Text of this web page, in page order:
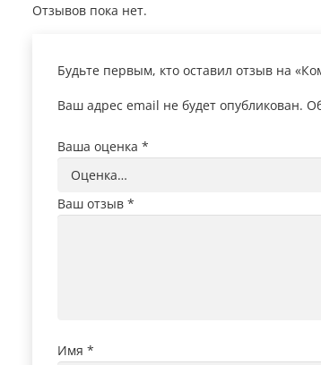
Отзывов пока нет.
Будьте первым, кто оставил отзыв на
Ваш адрес email не будет опубликован.
Ваша оценка *
Ваш отзыв *
Имя *